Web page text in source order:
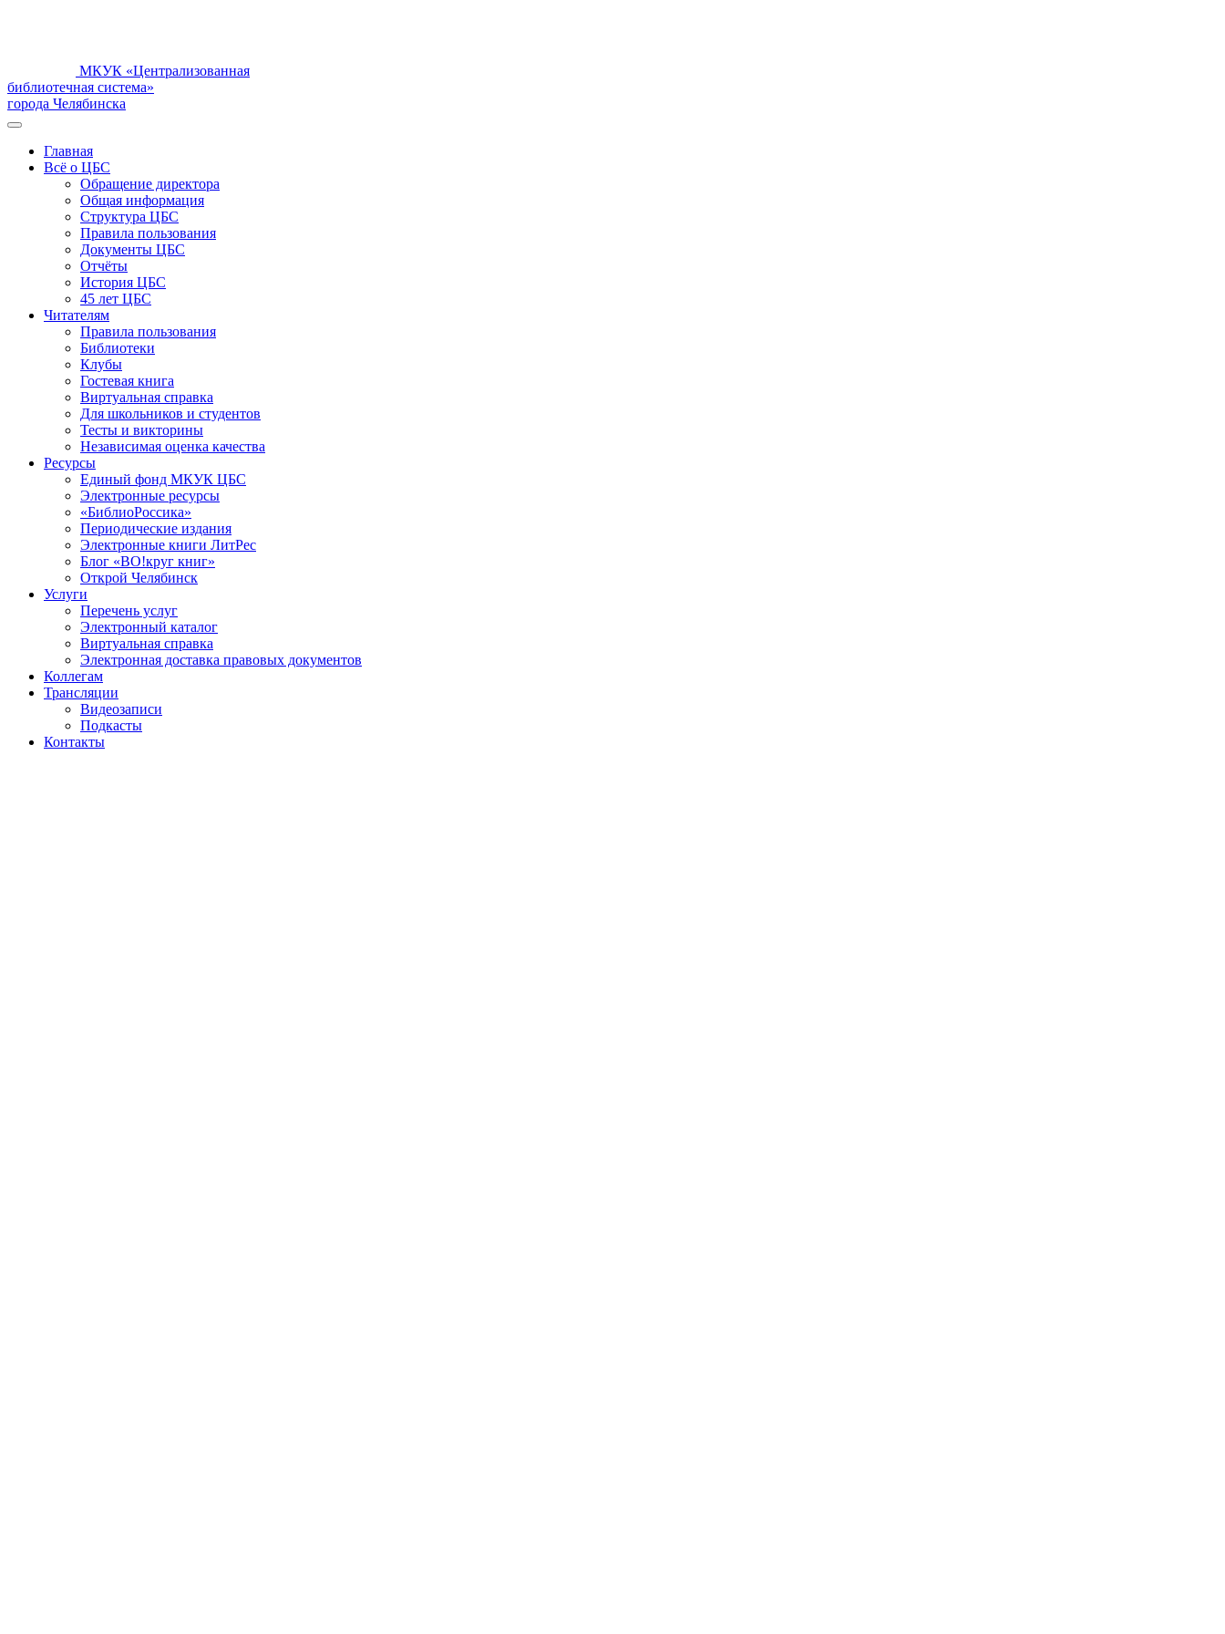
МКУК «Централизованная
библиотечная система»
города Челябинска
Главная
Всё о ЦБС
Обращение директора
Общая информация
Структура ЦБС
Правила пользования
Документы ЦБС
Отчёты
История ЦБС
45 лет ЦБС
Читателям
Правила пользования
Библиотеки
Клубы
Гостевая книга
Виртуальная справка
Для школьников и студентов
Тесты и викторины
Независимая оценка качества
Ресурсы
Единый фонд МКУК ЦБС
Электронные ресурсы
«БиблиоРоссика»
Периодические издания
Электронные книги ЛитРес
Блог «ВО!круг книг»
Открой Челябинск
Услуги
Перечень услуг
Электронный каталог
Виртуальная справка
Электронная доставка правовых документов
Коллегам
Трансляции
Видеозаписи
Подкасты
Контакты